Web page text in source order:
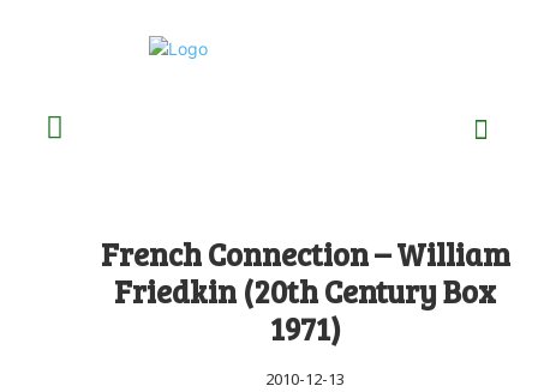
French Connection – William
Friedkin (20th Century Box
1971)
2010-12-13